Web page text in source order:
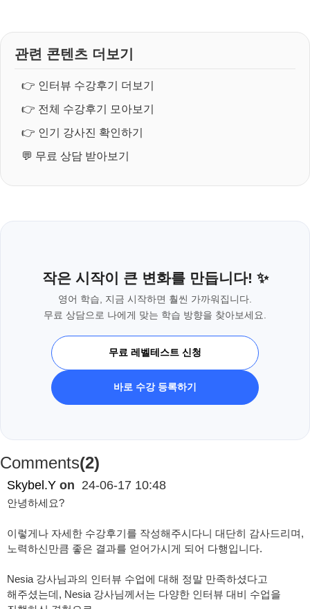
관련 콘텐츠 더보기
👉 인터뷰 수강후기 더보기
👉 전체 수강후기 모아보기
👉 인기 강사진 확인하기
💬 무료 상담 받아보기
작은 시작이 큰 변화를 만듭니다! ✨
영어 학습, 지금 시작하면 훨씬 가까워집니다.
무료 상담으로 나에게 맞는 학습 방향을 찾아보세요.
무료 레벨테스트 신청
바로 수강 등록하기
Comments(2)
Skybel.Y on 24-06-17 10:48
안녕하세요?
이렇게나 자세한 수강후기를 작성해주시다니 대단히 감사드리며,
노력하신만큼 좋은 결과를 얻어가시게 되어 다행입니다.
Nesia 강사님과의 인터뷰 수업에 대해 정말 만족하셨다고
해주셨는데, Nesia 강사님께서는 다양한 인터뷰 대비 수업을